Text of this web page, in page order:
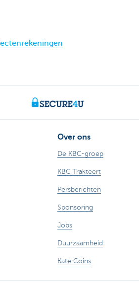
Over ons
De KBC-groep
KBC Trakteert
Persberichten
Sponsoring
Jobs
Duurzaamheid
Kate Coins